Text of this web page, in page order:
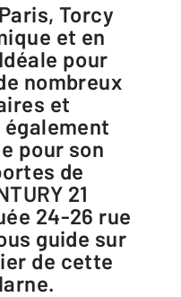
et en
pour
nombreux
et
pour son
de
21
24-26 rue
guide sur
de cette